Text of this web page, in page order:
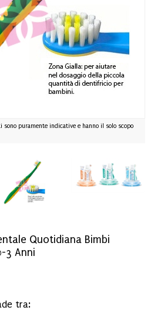
puramente indicative e hanno il solo scopo
Quotidiana Bimbi
3 Anni
tra: